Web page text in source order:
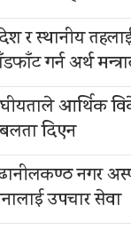
र स्थानीय
गर्न अर्थ
आर्थिक
दिएन
नगर
उपचार सेवा